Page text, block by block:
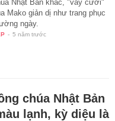
Nhật Bản khác, "váy cưới"
Mako giản dị như trang phục
ngày.
- 5 năm trước
chúa Nhật Bản
lạnh, kỳ diệu là